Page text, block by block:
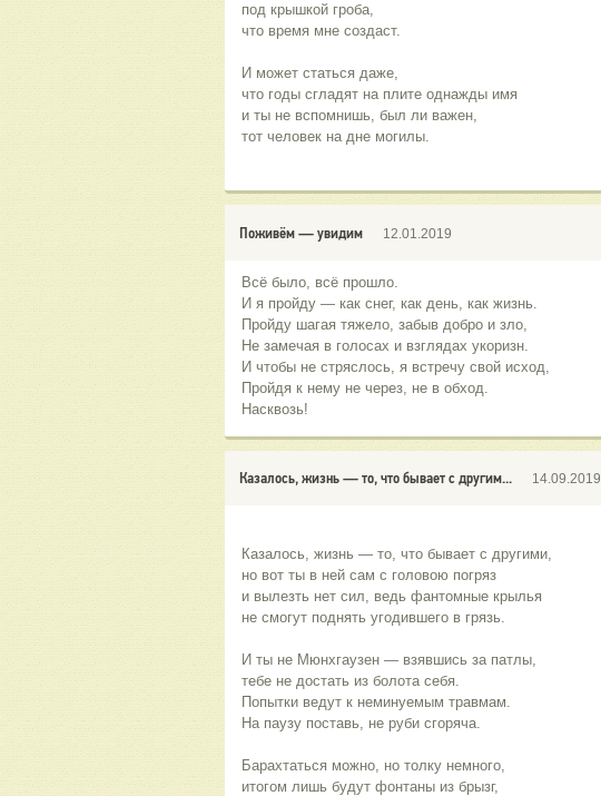
под крышкой гроба,
что время мне создаст.
И может статься даже,
что годы сгладят на плите однажды имя
и ты не вспомнишь, был ли важен,
тот человек на дне могилы.
Поживём — увидим 12.01.2019
Всё было, всё прошло.
И я пройду — как снег, как день, как жизнь.
Пройду шагая тяжело, забыв добро и зло,
Не замечая в голосах и взглядах укоризн.
И чтобы не стряслось, я встречу свой исход,
Пройдя к нему не через, не в обход.
Насквозь!
Казалось, жизнь — то, что бывает с другим... 14.09.2019
Казалось, жизнь — то, что бывает с другими,
но вот ты в ней сам с головою погряз
и вылезть нет сил, ведь фантомные крылья
не смогут поднять угодившего в грязь.
И ты не Мюнхгаузен — взявшись за патлы,
тебе не достать из болота себя.
Попытки ведут к неминуемым травмам.
На паузу поставь, не руби сгоряча.
Барахтаться можно, но толку немного,
итогом лишь будут фонтаны из брызг,